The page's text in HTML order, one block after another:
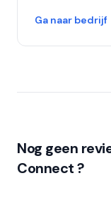
Ga naar bedrijf
Nog geen
Connect ?